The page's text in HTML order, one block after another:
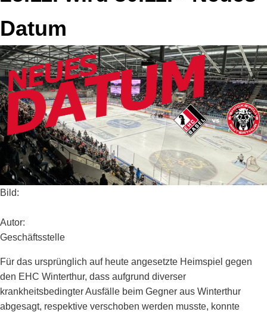
Datum
Bild:
Autor:
Geschäftsstelle
Für das ursprünglich auf heute angesetzte Heimspiel gegen
den EHC Winterthur, dass aufgrund diverser
krankheitsbedingter Ausfälle beim Gegner aus Winterthur
abgesagt, respektive verschoben werden musste, konnte